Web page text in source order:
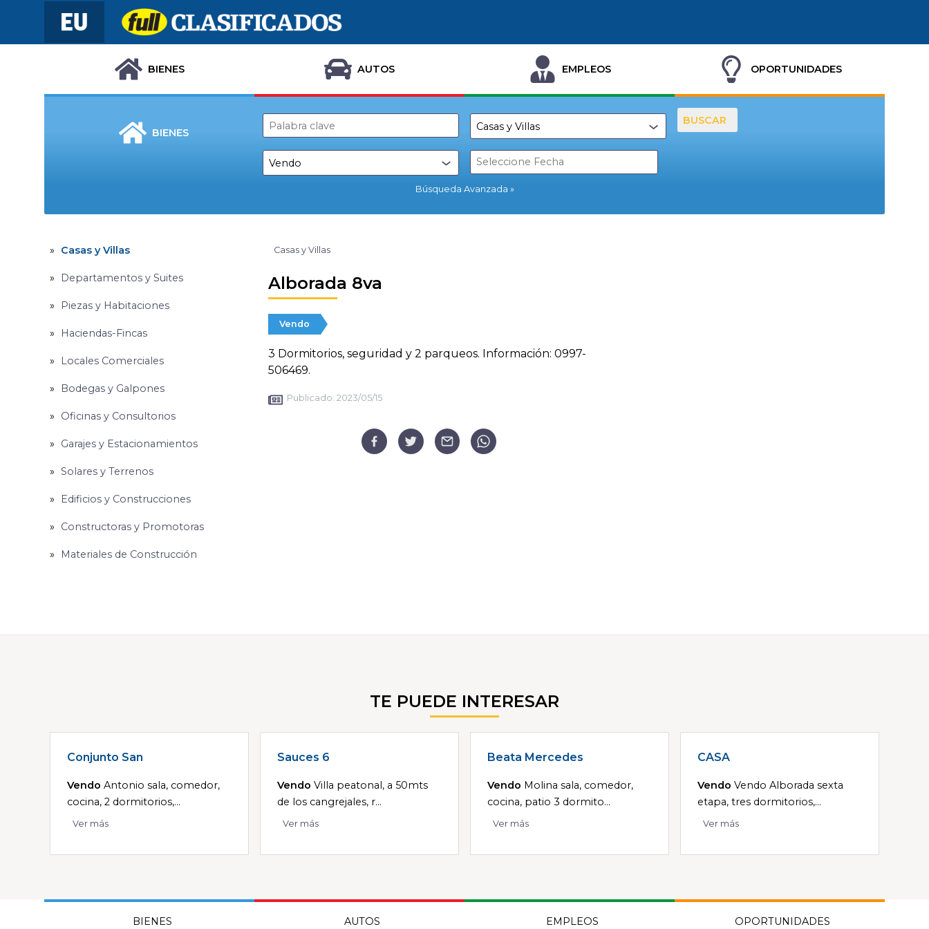
BIENES AUTOS EMPLEOS OPORTUNIDADES
BIENES
Búsqueda Avanzada
BUSCAR
Casas y Villas
Departamentos y Suites
Piezas y Habitaciones
Haciendas-Fincas
Locales Comerciales
Bodegas y Galpones
Oficinas y Consultorios
Garajes y Estacionamientos
Solares y Terrenos
Edificios y Construcciones
Constructoras y Promotoras
Materiales de Construcción
Casas y Villas
Alborada 8va
Vendo
3 Dormitorios, seguridad y 2 parqueos. Información: 0997-
506469.
Publicado: 2023/05/15
TE PUEDE INTERESAR
Conjunto San
Vendo Antonio sala, comedor,
cocina, 2 dormitorios,...
Ver más
Sauces 6
Vendo Villa peatonal, a 50mts
de los cangrejales, r...
Ver más
Beata Mercedes
Vendo Molina sala, comedor,
cocina, patio 3 dormito...
Ver más
CASA
Vendo Vendo Alborada sexta
etapa, tres dormitorios,...
Ver más
BIENES AUTOS EMPLEOS OPORTUNIDADES